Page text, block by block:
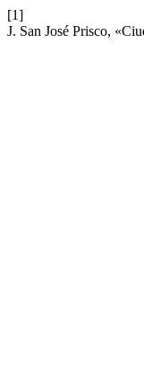
[1]
J. San José Prisco,